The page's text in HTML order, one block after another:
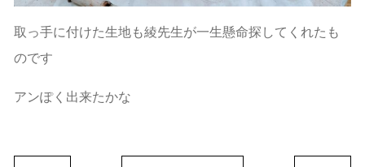
取っ手に付けた生地も綾先生が一生懸命探してくれたも
のです
アンぽく出来たかな